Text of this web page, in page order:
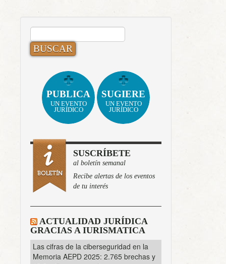
BUSCAR:
PUBLICA
UN EVENTO
JURÍDICO
SUGIERE
UN EVENTO
JURÍDICO
SUSCRÍBETE
al boletín semanal
Recibe alertas de los eventos
de tu interés
ACTUALIDAD JURÍDICA
GRACIAS A IURISMATICA
Las cifras de la ciberseguridad en la
Memoria AEPD 2025: 2.765 brechas y